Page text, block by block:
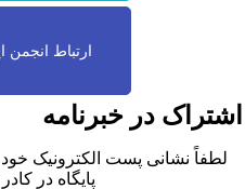
ارتباط انجمن
در خبرنامه
لطفاً نشانی پست الکترونیک خود
پایگاه در کادر